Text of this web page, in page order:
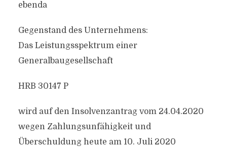
ebenda
Gegenstand des Unternehmens:
Das Leistungsspektrum einer
Generalbaugesellschaft
HRB 30147 P
wird auf den Insolvenzantrag vom 24.04.2020
wegen Zahlungsunfähigkeit und
Überschuldung heute am 10. Juli 2020